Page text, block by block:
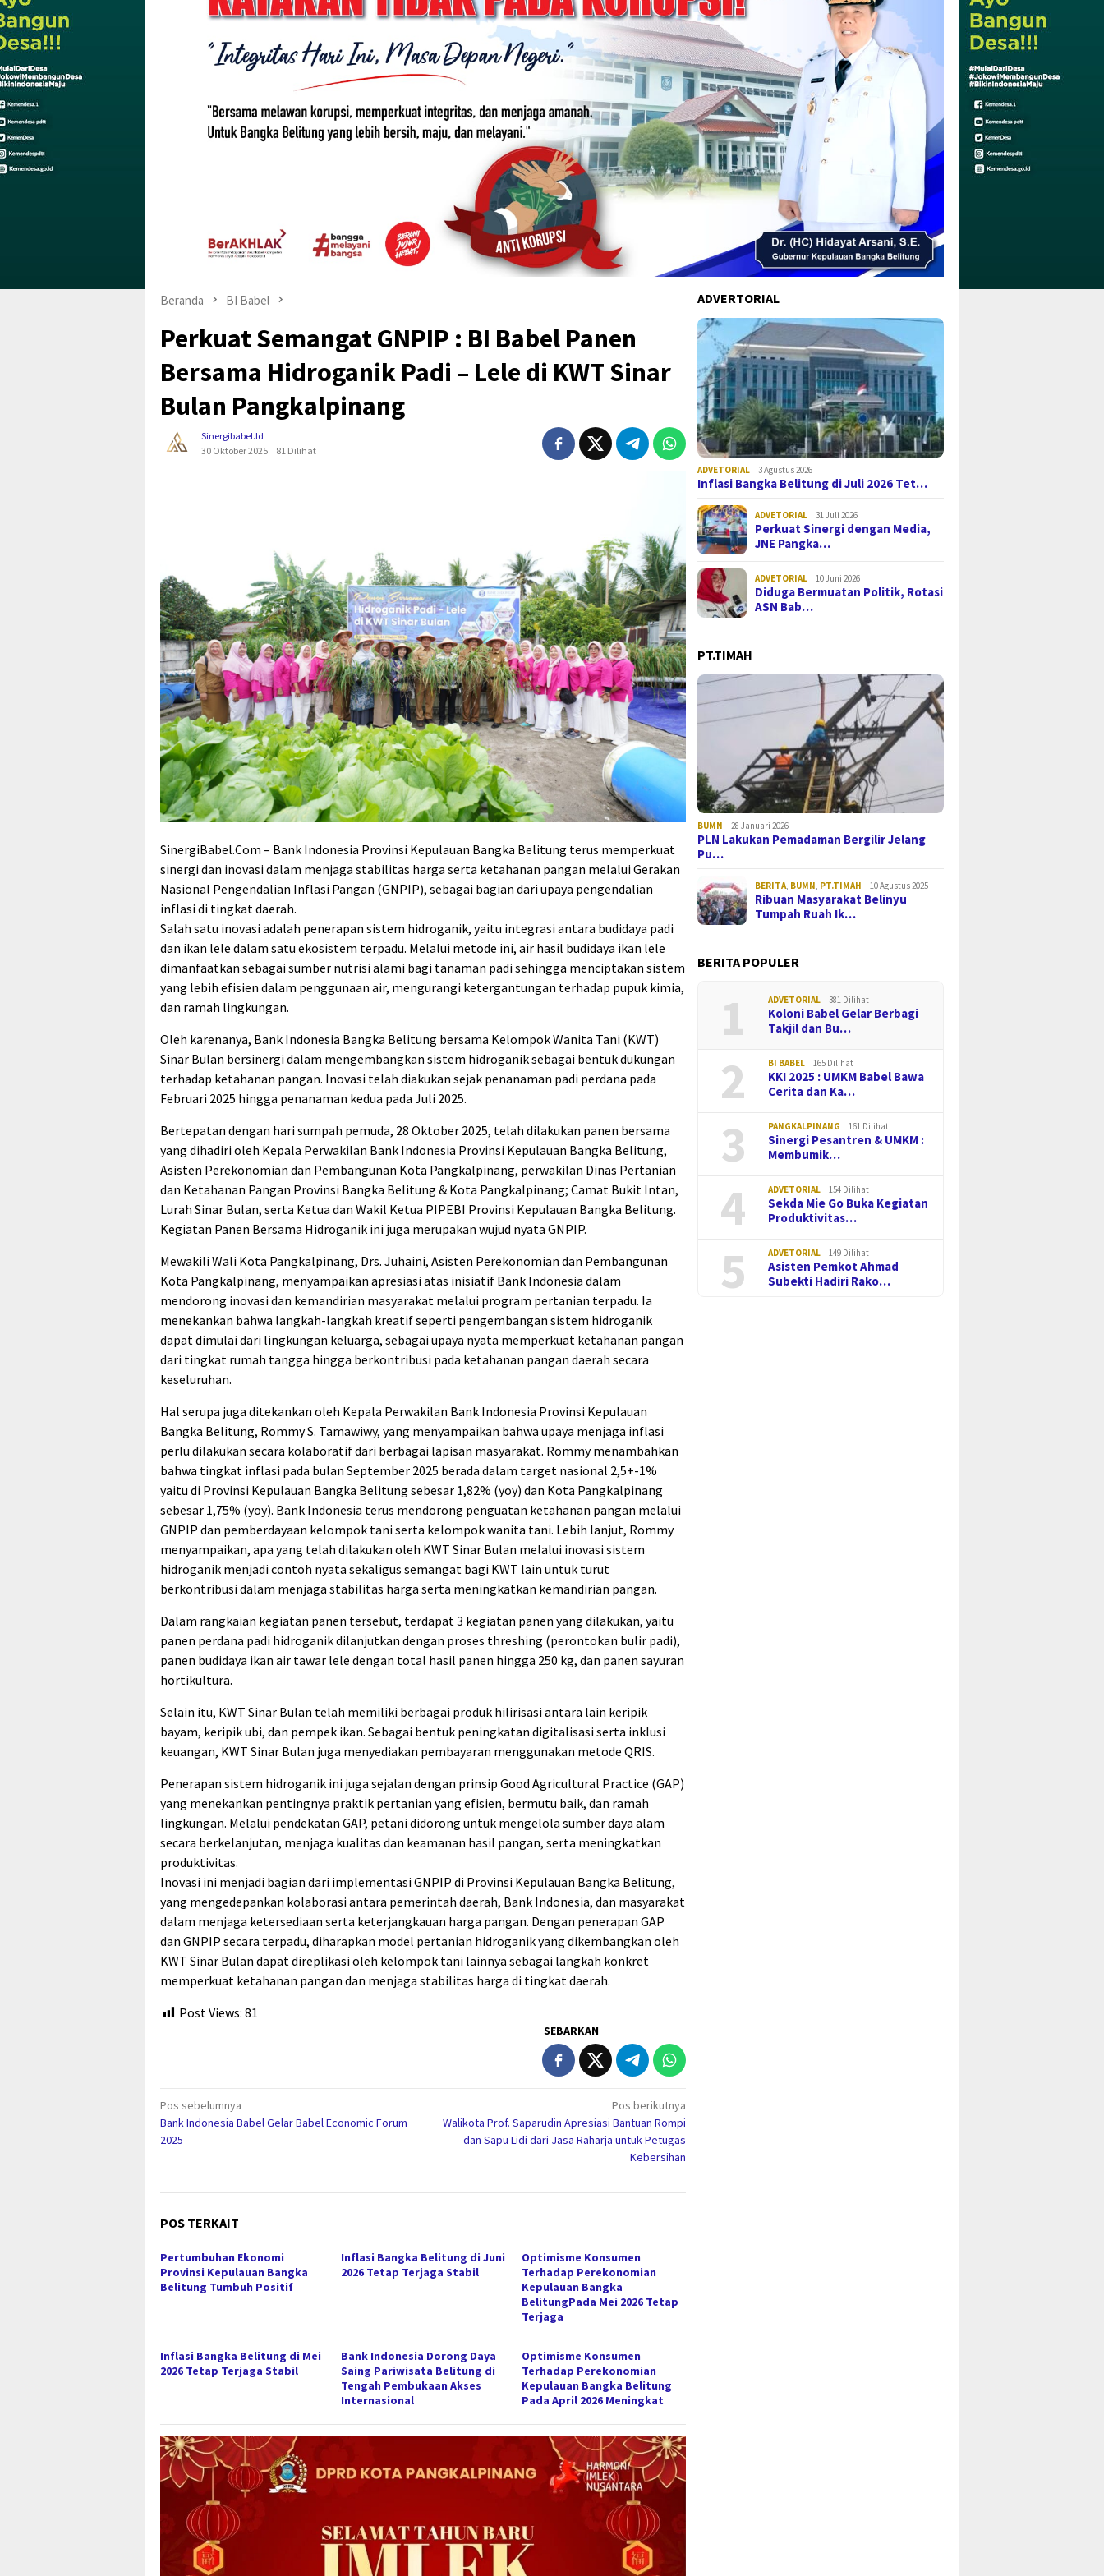
Beranda BI Babel
Perkuat Semangat GNPIP : BI Babel Panen
Bersama Hidroganik Padi – Lele di KWT Sinar
Bulan Pangkalpinang
Sinergibabel.id
30 Oktober 2025
81 Dilihat
SinergiBabel.Com – Bank Indonesia Provinsi Kepulauan Bangka Belitung terus memperkuat
sinergi dan inovasi dalam menjaga stabilitas harga serta ketahanan pangan melalui Gerakan
Nasional Pengendalian Inflasi Pangan (GNPIP), sebagai bagian dari upaya pengendalian
inflasi di tingkat daerah.
Salah satu inovasi adalah penerapan sistem hidroganik, yaitu integrasi antara budidaya padi
dan ikan lele dalam satu ekosistem terpadu. Melalui metode ini, air hasil budidaya ikan lele
dimanfaatkan sebagai sumber nutrisi alami bagi tanaman padi sehingga menciptakan sistem
yang lebih efisien dalam penggunaan air, mengurangi ketergantungan terhadap pupuk kimia,
dan ramah lingkungan.
Oleh karenanya, Bank Indonesia Bangka Belitung bersama Kelompok Wanita Tani (KWT)
Sinar Bulan bersinergi dalam mengembangkan sistem hidroganik sebagai bentuk dukungan
terhadap ketahanan pangan. Inovasi telah diakukan sejak penanaman padi perdana pada
Februari 2025 hingga penanaman kedua pada Juli 2025.
Bertepatan dengan hari sumpah pemuda, 28 Oktober 2025, telah dilakukan panen bersama
yang dihadiri oleh Kepala Perwakilan Bank Indonesia Provinsi Kepulauan Bangka Belitung,
Asisten Perekonomian dan Pembangunan Kota Pangkalpinang, perwakilan Dinas Pertanian
dan Ketahanan Pangan Provinsi Bangka Belitung & Kota Pangkalpinang; Camat Bukit Intan,
Lurah Sinar Bulan, serta Ketua dan Wakil Ketua PIPEBI Provinsi Kepulauan Bangka Belitung.
Kegiatan Panen Bersama Hidroganik ini juga merupakan wujud nyata GNPIP.
Mewakili Wali Kota Pangkalpinang, Drs. Juhaini, Asisten Perekonomian dan Pembangunan
Kota Pangkalpinang, menyampaikan apresiasi atas inisiatif Bank Indonesia dalam
mendorong inovasi dan kemandirian masyarakat melalui program pertanian terpadu. Ia
menekankan bahwa langkah-langkah kreatif seperti pengembangan sistem hidroganik
dapat dimulai dari lingkungan keluarga, sebagai upaya nyata memperkuat ketahanan pangan
dari tingkat rumah tangga hingga berkontribusi pada ketahanan pangan daerah secara
keseluruhan.
Hal serupa juga ditekankan oleh Kepala Perwakilan Bank Indonesia Provinsi Kepulauan
Bangka Belitung, Rommy S. Tamawiwy, yang menyampaikan bahwa upaya menjaga inflasi
perlu dilakukan secara kolaboratif dari berbagai lapisan masyarakat. Rommy menambahkan
bahwa tingkat inflasi pada bulan September 2025 berada dalam target nasional 2,5+-1%
yaitu di Provinsi Kepulauan Bangka Belitung sebesar 1,82% (yoy) dan Kota Pangkalpinang
sebesar 1,75% (yoy). Bank Indonesia terus mendorong penguatan ketahanan pangan melalui
GNPIP dan pemberdayaan kelompok tani serta kelompok wanita tani. Lebih lanjut, Rommy
menyampaikan, apa yang telah dilakukan oleh KWT Sinar Bulan melalui inovasi sistem
hidroganik menjadi contoh nyata sekaligus semangat bagi KWT lain untuk turut
berkontribusi dalam menjaga stabilitas harga serta meningkatkan kemandirian pangan.
Dalam rangkaian kegiatan panen tersebut, terdapat 3 kegiatan panen yang dilakukan, yaitu
panen perdana padi hidroganik dilanjutkan dengan proses threshing (perontokan bulir padi),
panen budidaya ikan air tawar lele dengan total hasil panen hingga 250 kg, dan panen sayuran
hortikultura.
Selain itu, KWT Sinar Bulan telah memiliki berbagai produk hilirisasi antara lain keripik
bayam, keripik ubi, dan pempek ikan. Sebagai bentuk peningkatan digitalisasi serta inklusi
keuangan, KWT Sinar Bulan juga menyediakan pembayaran menggunakan metode QRIS.
Penerapan sistem hidroganik ini juga sejalan dengan prinsip Good Agricultural Practice (GAP)
yang menekankan pentingnya praktik pertanian yang efisien, bermutu baik, dan ramah
lingkungan. Melalui pendekatan GAP, petani didorong untuk mengelola sumber daya alam
secara berkelanjutan, menjaga kualitas dan keamanan hasil pangan, serta meningkatkan
produktivitas.
Inovasi ini menjadi bagian dari implementasi GNPIP di Provinsi Kepulauan Bangka Belitung,
yang mengedepankan kolaborasi antara pemerintah daerah, Bank Indonesia, dan masyarakat
dalam menjaga ketersediaan serta keterjangkauan harga pangan. Dengan penerapan GAP
dan GNPIP secara terpadu, diharapkan model pertanian hidroganik yang dikembangkan oleh
KWT Sinar Bulan dapat direplikasi oleh kelompok tani lainnya sebagai langkah konkret
memperkuat ketahanan pangan dan menjaga stabilitas harga di tingkat daerah.
Post Views: 81
SEBARKAN
Navigasi
pos
Pos sebelumnya
Bank Indonesia Babel Gelar Babel Economic Forum
2025
Pos berikutnya
Walikota Prof. Saparudin Apresiasi Bantuan Rompi
dan Sapu Lidi dari Jasa Raharja untuk Petugas
Kebersihan
POS TERKAIT
Pertumbuhan Ekonomi
Provinsi Kepulauan Bangka
Belitung Tumbuh Positif
Inflasi Bangka Belitung di Juni
2026 Tetap Terjaga Stabil
Optimisme Konsumen
Terhadap Perekonomian
Kepulauan Bangka
BelitungPada Mei 2026 Tetap
Terjaga
Inflasi Bangka Belitung di Mei
2026 Tetap Terjaga Stabil
Bank Indonesia Dorong Daya
Saing Pariwisata Belitung di
Tengah Pembukaan Akses
Internasional
Optimisme Konsumen
Terhadap Perekonomian
Kepulauan Bangka Belitung
Pada April 2026 Meningkat
ADVERTORIAL
ADVETORIAL 3 Agustus 2026
Inflasi Bangka Belitung di Juli 2026 Tet…
ADVETORIAL 31 Juli 2026
Perkuat Sinergi dengan Media,
JNE Pangka…
ADVETORIAL 10 Juni 2026
Diduga Bermuatan Politik, Rotasi
ASN Bab…
PT.TIMAH
BUMN 28 Januari 2026
PLN Lakukan Pemadaman Bergilir Jelang
Pu…
BERITA, BUMN, PT.TIMAH 10 Agustus 2025
Ribuan Masyarakat Belinyu
Tumpah Ruah Ik…
BERITA POPULER
1 ADVETORIAL 381 Dilihat
Koloni Babel Gelar Berbagi
Takjil dan Bu…
2 BI BABEL 165 Dilihat
KKI 2025 : UMKM Babel Bawa
Cerita dan Ka…
3 PANGKALPINANG 161 Dilihat
Sinergi Pesantren & UMKM :
Membumik…
4 ADVETORIAL 154 Dilihat
Sekda Mie Go Buka Kegiatan
Produktivitas…
5 ADVETORIAL 149 Dilihat
Asisten Pemkot Ahmad
Subekti Hadiri Rako…